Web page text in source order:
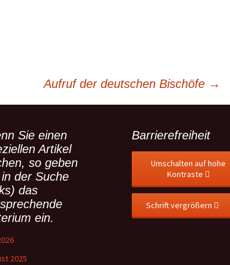
Aufruf der deutschen Bischöfe →
Sie einen
Artikel
so geben
der Suche
das
ein.
2025
Barrierefreiheit
Umschalten auf hohe
Kontraste
Schrift vergrößern